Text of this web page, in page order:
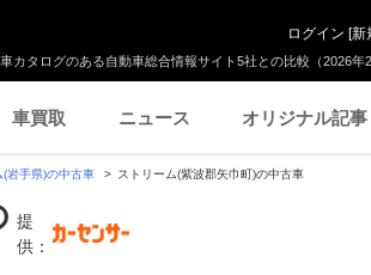
カタログのある自動車総合情報サイト5社との比較（2026年
ログイン [新
車買取 ニュース オリジナル記事
(岩手県)の中古車 ストリーム(紫波郡矢巾町)の中古車
提
供：